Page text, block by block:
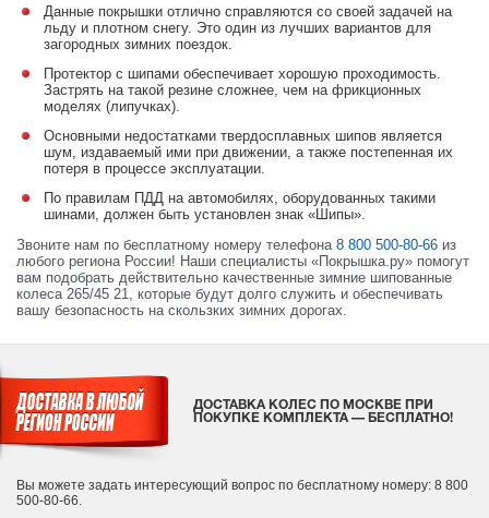
Данные покрышки отлично справляются со своей задачей на
льду и плотном снегу. Это один из лучших вариантов для
загородных зимних поездок.
Протектор с шипами обеспечивает хорошую проходимость.
Застрять на такой резине сложнее, чем на фрикционных
моделях (липучках).
Основными недостатками твердосплавных шипов является
шум, издаваемый ими при движении, а также постепенная их
потеря в процессе эксплуатации.
По правилам ПДД на автомобилях, оборудованных такими
шинами, должен быть установлен знак «Шипы».
Звоните нам по бесплатному номеру телефона 8 800 500-80-66 из
любого региона России! Наши специалисты «Покрышка.ру» помогут
вам подобрать действительно качественные зимние шипованные
колеса 265/45 21, которые будут долго служить и обеспечивать
вашу безопасность на скользких зимних дорогах.
ДОСТАВКА КОЛЕС ПО МОСКВЕ ПРИ
ПОКУПКЕ КОМПЛЕКТА — БЕСПЛАТНО!
Вы можете задать интересующий вопрос по бесплатному номеру: 8 800
500-80-66.